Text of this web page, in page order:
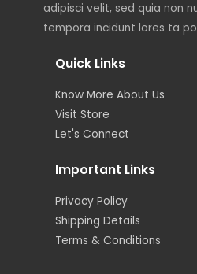
adipisci velit, sed quia non
tempora incidunt lores ta
Quick Links
Know More About Us
Visit Store
Let's Connect
Important Links
Privacy Policy
Shipping Details
Terms & Conditions